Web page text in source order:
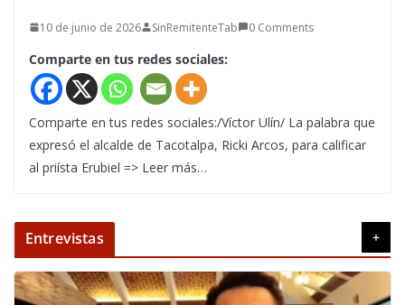
10 de junio de 2026 SinRemitenteTab 0 Comments
Comparte en tus redes sociales:
Comparte en tus redes sociales:/Víctor Ulín/ La palabra que
expresó el alcalde de Tacotalpa, Ricki Arcos, para calificar
al priísta Erubiel => Leer más…
Entrevistas +